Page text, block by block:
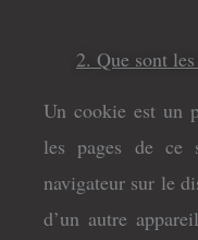
2. Que sont
Un cookie est un
les pages de ce
navigateur sur le
d’un autre